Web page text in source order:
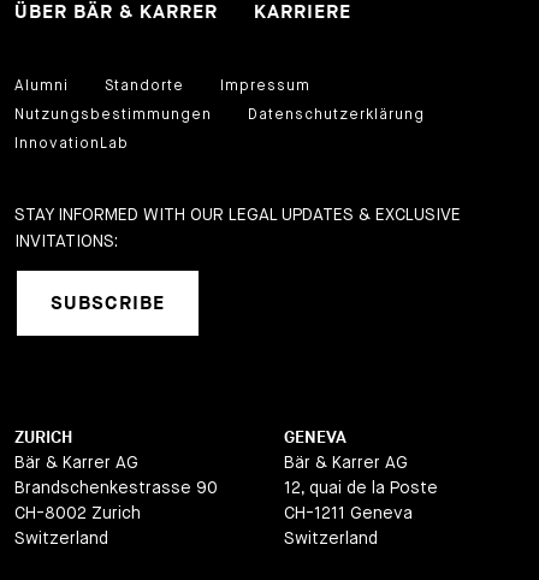
ÜBER BÄR & KARRER
KARRIERE
Alumni Standorte
Impressum
Nutzungsbestimmungen
Datenschutzerklärung
InnovationLab
STAY INFORMED WITH OUR LEGAL UPDATES & EXCLUSIVE
INVITATIONS:
SUBSCRIBE
ZURICH
Bär & Karrer AG
Brandschenkestrasse 90
CH-8002 Zurich
Switzerland
GENEVA
Bär & Karrer AG
12, quai de la Poste
CH-1211 Geneva
Switzerland